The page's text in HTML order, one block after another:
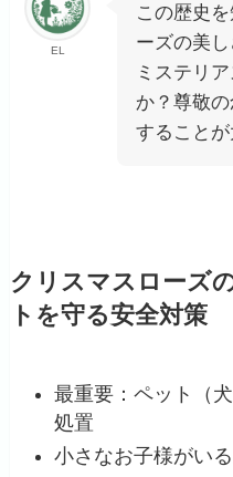
EL
この歴史
ーズの美
ミステリ
か？尊敬
することが
クリスマスローズ
トを守る安全対策
最重要：ペット（
処置
小さなお子様がい